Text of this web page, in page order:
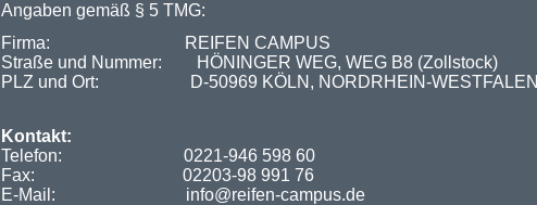
Angaben gemäß § 5 TMG:
Firma: REIFEN CAMPUS
Straße und Nummer: HÖNINGER WEG, WEG B8 (Zollstock)
PLZ und Ort: D-50969 KÖLN, NORDRHEIN-WESTFALEN
Kontakt:
Telefon: 0221-946 598 60
Fax: 02203-98 991 76
E-Mail: info@reifen-campus.de